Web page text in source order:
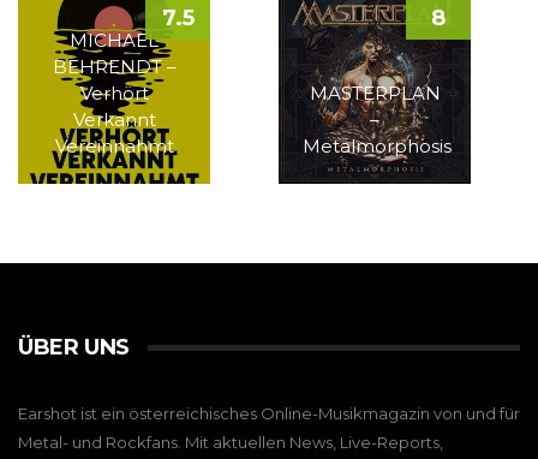
MICHAEL
BEHRENDT –
Verhört
Verkannt
Vereinnahmt
7.5
MASTERPLAN
–
Metalmorphosis
8
ÜBER UNS
Earshot ist ein österreichisches Online-Musikmagazin von und für
Metal- und Rockfans. Mit aktuellen News, Live-Reports,